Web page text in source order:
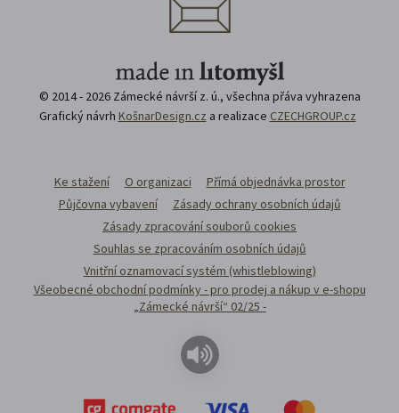
© 2014 - 2026 Zámecké návrší z. ú., všechna přáva vyhrazena
Grafický návrh KošnarDesign.cz a realizace CZECHGROUP.cz
Ke stažení O organizaci
Přímá objednávka prostor
Půjčovna vybavení
Zásady ochrany osobních údajů
Zásady zpracování souborů cookies
Souhlas se zpracováním osobních údajů
Vnitřní oznamovací systém (whistleblowing)
Všeobecné obchodní podmínky - pro prodej a nákup v e-shopu
„Zámecké návrší“ 02/25 -